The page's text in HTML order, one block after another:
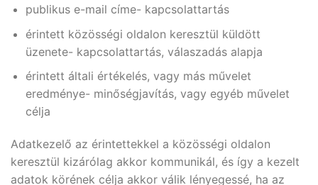
publikus e-mail címe- kapcsolattartás
érintett közösségi oldalon keresztül küldött
üzenete- kapcsolattartás, válaszadás alapja
érintett általi értékelés, vagy más művelet
eredménye- minőségjavítás, vagy egyéb művelet
célja
Adatkezelő az érintettekkel a közösségi oldalon
keresztül kizárólag akkor kommunikál, és így a kezelt
adatok körének célja akkor válik lényegessé, ha az